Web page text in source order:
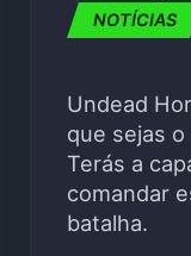
NOTÍCIAS
Undead
que sejas
Terás a
comandar
batalha.